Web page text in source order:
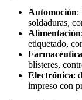
Automoción:
soldaduras,
Alimentación
etiquetado,
Farmacéutica
blísteres,
Electrónica:
impreso con